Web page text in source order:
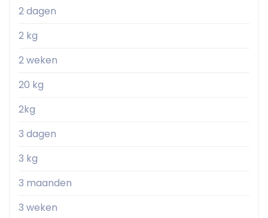
2 dagen
2 kg
2 weken
20 kg
2kg
3 dagen
3 kg
3 maanden
3 weken